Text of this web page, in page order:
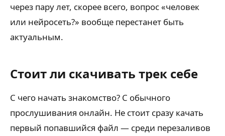
через пару лет, скорее всего, вопрос «человек
или нейросеть?» вообще перестанет быть
актуальным.
Стоит ли скачивать трек себе
С чего начать знакомство? С обычного
прослушивания онлайн. Не стоит сразу качать
первый попавшийся файл — среди перезаливов